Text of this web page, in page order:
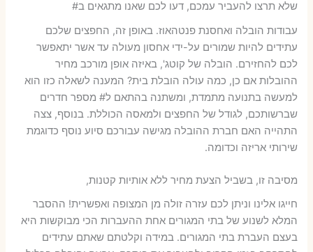
שלא תרצו להעביר עמכם, דעו לכם שאנו מתגאים ב#
עבודות הובלה ואחסנת פנטהאוז. באופן זה, החפצים שלכם
עתידים להיות שמורים על-ידי אחסון מעולה עד אשר יתאפשר
לכם להחזירם. הובלה של קוטג', באיזה אופן מורכב מחיר
ההובלות אם כן, כמה עולה הובלת בית? המענה לשאלה כזו הוא
למעשה בתנועה מתמדת, ומשתנה בהתאם ל# מספר חדרים
שברשותכם, לגודל של החפצים ולמאסה הכוללת. בנוסף, צצה
התהייה האם חברת ההובלה מגישה עבורכם סיוע נוסף כדוגמת
שירותי אריזה וכדומה.
מסיבה זו, בשביל הצעת מחיר ללא אותיות קטנות,
חייגו אלינו וניתן לכם עזרה זולה מן המצופה ואפשרית! ההסבר
המלא לשנוע של בתי המגורים אחת ההעברות הכי מבוקשות היא
בעצם העברת בתי המגורים. במידה וקלטתם שאתם עתידים